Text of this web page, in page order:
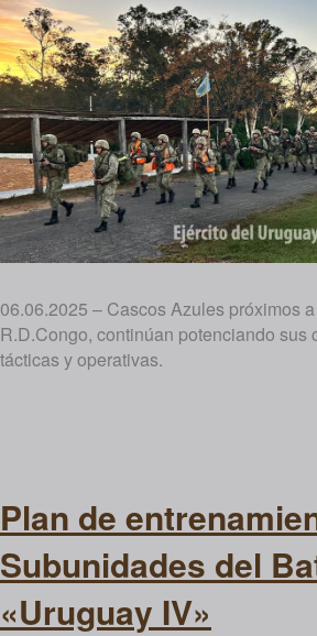
06.06.2025 – Cascos Azules próximos
R.D.Congo, continúan potenciando sus
tácticas y operativas.
Plan de
Subunidades del
«Uruguay IV»